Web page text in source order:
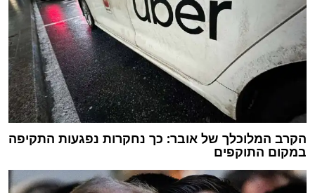
הקרב המלוכלך של אובר: כך נחקרות נפגעות התקיפה
במקום התוקפים